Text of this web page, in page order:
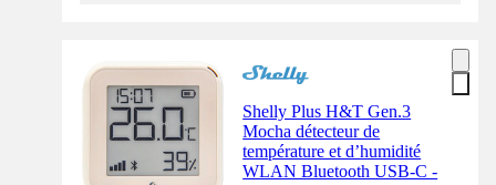
Shelly Plus H&T Gen.3
Mocha détecteur de
température et d’humidité
WLAN Bluetooth USB-C -